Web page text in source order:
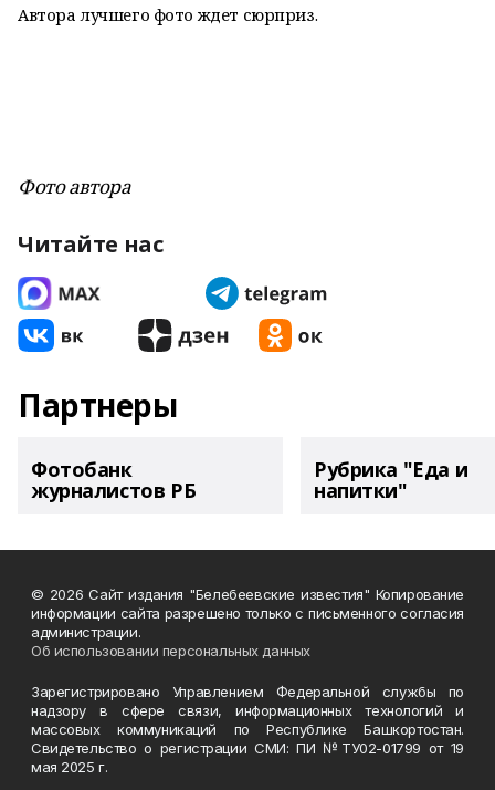
Автора лучшего фото ждет сюрприз.
Фото автора
Читайте нас
Партнеры
Фотобанк
журналистов РБ
Рубрика "Еда и
напитки"
© 2026 Сайт издания "Белебеевские известия" Копирование
информации сайта разрешено только с письменного согласия
администрации.
Об использовании персональных данных
Зарегистрировано Управлением Федеральной службы по
надзору в сфере связи, информационных технологий и
массовых коммуникаций по Республике Башкортостан.
Свидетельство о регистрации СМИ: ПИ №ТУ02-01799 от 19
мая 2025 г.